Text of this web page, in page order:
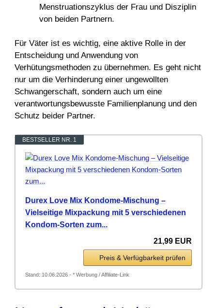
Menstruationszyklus der Frau und Disziplin
von beiden Partnern.
Für Väter ist es wichtig, eine aktive Rolle in der
Entscheidung und Anwendung von
Verhütungsmethoden zu übernehmen. Es geht nicht
nur um die Verhinderung einer ungewollten
Schwangerschaft, sondern auch um eine
verantwortungsbewusste Familienplanung und den
Schutz beider Partner.
BESTSELLER NR. 1
Durex Love Mix Kondome-Mischung –
Vielseitige Mixpackung mit 5 verschiedenen
Kondom-Sorten zum...
21,99 EUR
Preis & Verfügbarkeit prüfen
Stand: 10.06.2026 - * Werbung / Affiliate-Link